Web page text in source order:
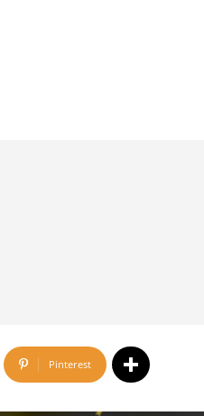
Pinterest